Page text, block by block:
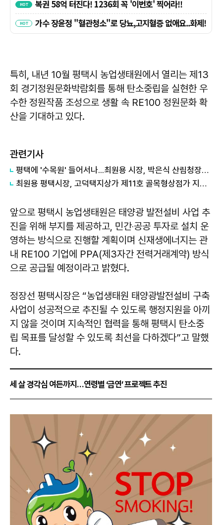
특히, 내년 10월 평택시 농업생태원에서 열리는 제13
회 경기정원문화박람회를 통해 탄소중립을 실현한 우
수한 정원작품 조성으로 생활 속 RE100 정원문화 확
산을 기대하고 있다.
관련기사
평택에 '수목원' 들어서나...최원용 시장, 박은식 산림청장에게 국유지 활용 건의
최원용 평택시장, 고덕택지상가 제11호 골목형상점가 지정...온누리상품권 사용 기반 확대
앞으로 평택시 농업생태원은 태양광 발전설비 사업 추
진을 위해 부지를 제공하고, 민간‧공공 투자로 설치 운
영하는 방식으로 진행할 계획이며 신재생에너지는 관
내 RE100 기업에 PPA(제3자간 전력거래계약) 방식
으로 공급될 예정이라고 밝혔다.
정장선 평택시장은 “농업생태원 태양광발전설비 구축
사업이 성공적으로 추진될 수 있도록 행정지원을 아끼
지 않을 것이며 지속적인 협력을 통해 평택시 탄소중
립 목표를 달성할 수 있도록 최선을 다하겠다”고 말했
다.
세 살 경각심 여든까지…연령별 ‘금연’ 프로젝트 추진